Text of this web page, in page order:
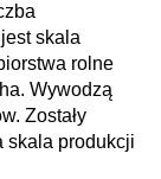
skala
rolne
Wywodzą
Zostały
skala produkcji